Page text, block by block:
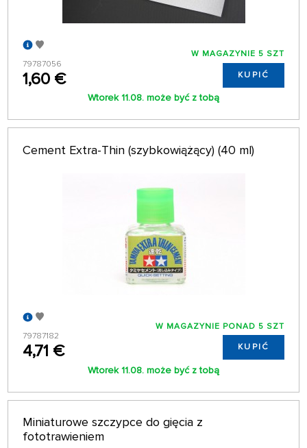
79787056
1,60 €
W MAGAZYNIE 5 SZT
KUPIĆ
Wtorek 11.08. może być z tobą
Cement Extra-Thin (szybkowiążący) (40 ml)
79787182
4,71 €
W MAGAZYNIE PONAD 5 SZT
KUPIĆ
Wtorek 11.08. może być z tobą
Miniaturowe szczypce do gięcia z
fototrawieniem